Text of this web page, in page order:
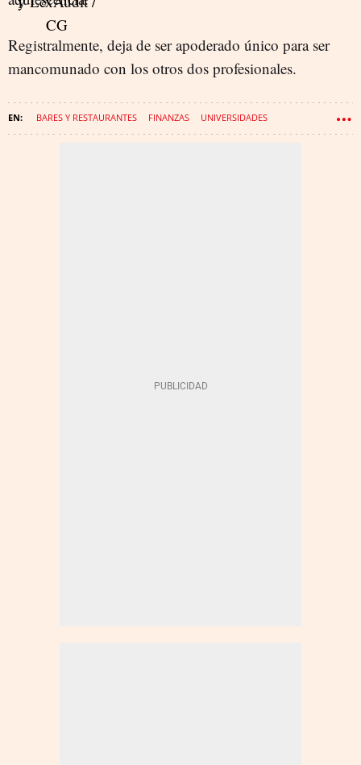
Registralmente, deja de ser apoderado único para ser
mancomunado con los otros dos profesionales.
BARES Y RESTAURANTES FINANZAS UNIVERSIDADES